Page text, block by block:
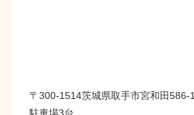
〒300-1514茨城県取手市宮和田586-1
駐車場3台